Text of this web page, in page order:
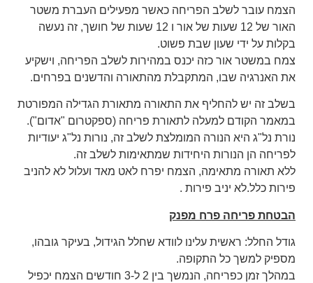
הצמח עובר לשלב הפריחה כאשר מפעילים העברת משטר
האור של 12 שעות של אור ו 12 שעות של חושך, זה נעשה
בקלות על ידי שעון שבת פשוט.
צמח במשטר אור כזה יכנס במהירות לשלב הפריחה, וישקיע
את האנרגיה שבו, המתקבלת מהתאורה והדשנים בפרחים.
בשלב זה יש להחליף את התאורה מתאורת הגדילה המפורטת
במאמר הקודם למעלה לתאורת פריחה (ספקטרום "אדום").
נורת נל"ג היא הנורה המומלצת לשלב זה, נורות נל"ג יעודיות
לפריחה הן הנורות היחידות שמתאימות לשלב זה.
ללא תאורה מתאימה, הצמח יפרח לאט מאד ועלול לא להניב
פירות כלל.לא יניב פירות .
הבטחת פריחה פרח מפנק
גודל החלל: ראשית עלינו לוודא שחלל הגידול, בעיקר גובהו,
מספיק למשך כל התקופה.
במהלך זמן כפריחה, הנמשך בין 2 ל-3 חודשים הצמח יכפיל